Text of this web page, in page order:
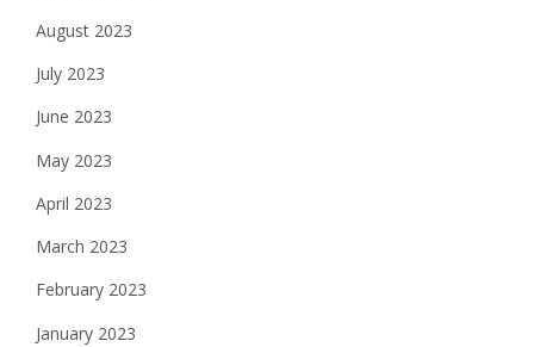
August 2023
July 2023
June 2023
May 2023
April 2023
March 2023
February 2023
January 2023